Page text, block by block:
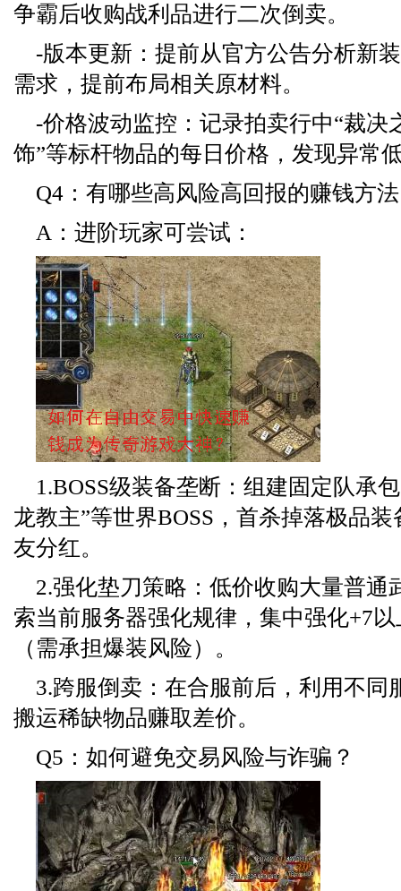
争霸后收购战利品进行二次倒卖。
-版本更新：提前从官方公告分析新
需求，提前布局相关原材料。
-价格波动监控：记录拍卖行中“裁决
饰”等标杆物品的每日价格，发现异常
Q4：有哪些高风险高回报的赚钱方
A：进阶玩家可尝试：
1.BOSS级装备垄断：组建固定队承
龙教主”等世界BOSS，首杀掉落极品
友分红。
2.强化垫刀策略：低价收购大量普通
索当前服务器强化规律，集中强化+7
（需承担爆装风险）。
3.跨服倒卖：在合服前后，利用不同
搬运稀缺物品赚取差价。
Q5：如何避免交易风险与诈骗？